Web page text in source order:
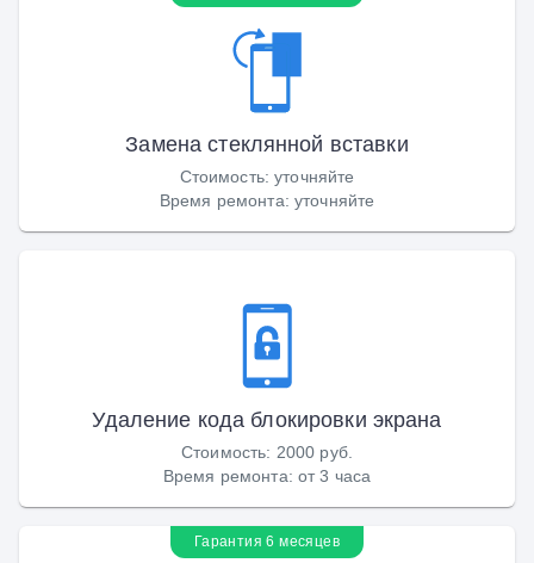
Замена стеклянной вставки
Стоимость:уточняйте
Время ремонта: уточняйте
Удаление кода блокировки экрана
Стоимость: 2000 руб.
Время ремонта: от 3 часа
Гарантия 6 месяцев